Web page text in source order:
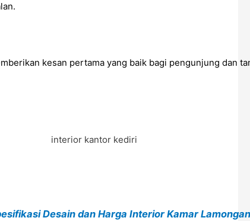
kesan pertama yang baik bagi pengunjung dan
Desain dan Harga Interior Kamar